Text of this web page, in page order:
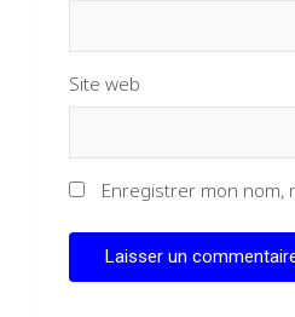
Site web
Enregistrer mon nom,